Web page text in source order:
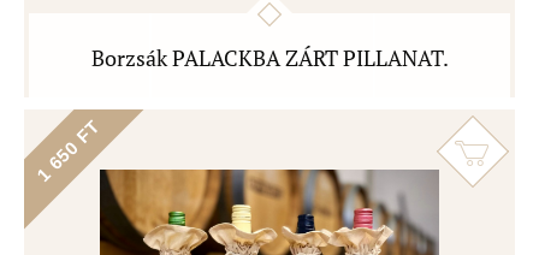
Borzsák PALACKBA ZÁRT PILLANAT.
1 650 FT